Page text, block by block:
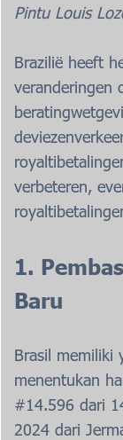
Pintu Louis
Brazilië heeft
veranderingen
verbeteren,
1.
Baru
Brasil memiliki
menentukan
#14.596 dari
2024 dari